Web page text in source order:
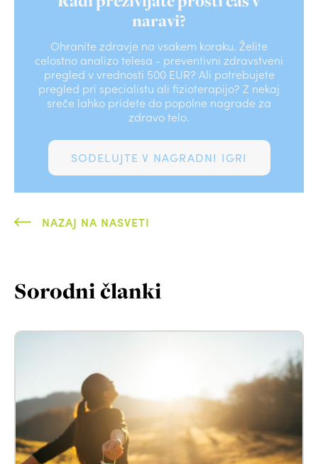
naravi?
Ohranite zdravje na vsakem koraku. Želite
celostno analizo telesa - preventivni zdravstveni
pregled v vrednosti 500 EUR? Ali potrebujete
pregled pri specialistu ali fizioterapijo? Z nekaj
sreče lahko pridete do popolne nagrade za
zdravo telo.
SODELUJTE V NAGRADNI IGRI
NAZAJ NA NASVETI
Sorodni članki